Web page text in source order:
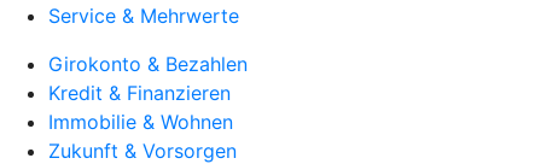
Service & Mehrwerte
Girokonto & Bezahlen
Kredit & Finanzieren
Immobilie & Wohnen
Zukunft & Vorsorgen